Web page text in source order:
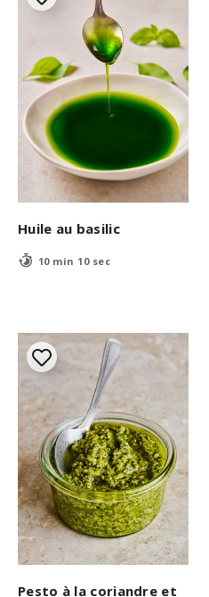
Huile au basilic
10 min 10 sec
Pesto à la coriandre et